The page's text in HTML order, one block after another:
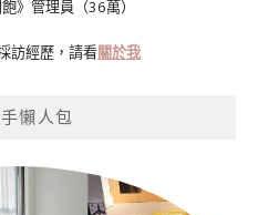
》管理員（36萬）
訪經歷，請看關於我
懶人包